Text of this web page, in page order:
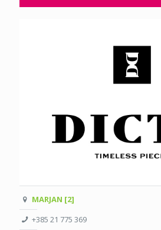
MARJAN [2]
+385 21 775 369